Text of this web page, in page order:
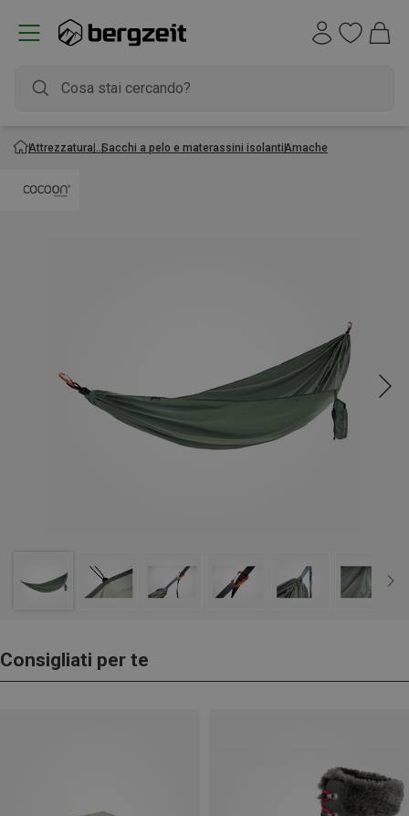
Attrezzatura Sacchi a pelo e materassini isolantiAmache
Consigliati per te